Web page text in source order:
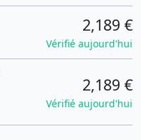
2,189 €
Vérifié aujourd'hui
2,189 €
Vérifié aujourd'hui